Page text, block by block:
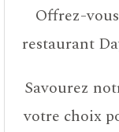
Offrez-
restaurant
Savourez
votre choix